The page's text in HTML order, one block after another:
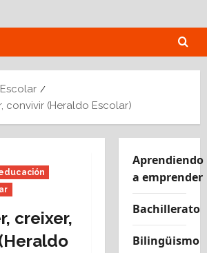
convivir (Heraldo Escolar)
creixer,
Aprendiendo
a emprender
Bachillerato
Bilingüismo